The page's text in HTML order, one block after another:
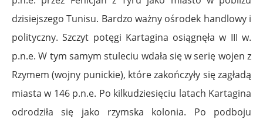
dzisiejszego Tunisu. Bardzo ważny ośrodek handlowy i
polityczny. Szczyt potęgi Kartagina osiągnęła w III w.
p.n.e. W tym samym stuleciu wdała się w serię wojen z
Rzymem (wojny punickie), które zakończyły się zagładą
miasta w 146 p.n.e. Po kilkudziesięciu latach Kartagina
odrodziła się jako rzymska kolonia. Po podboju